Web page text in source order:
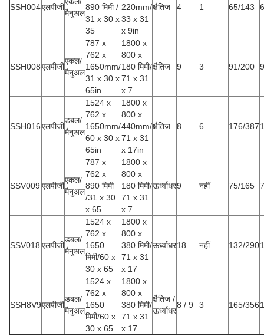
SSH004एलपीजी
मैनुअल
890 मिमी /
31 x 30 x
35
220mm/
33 x 31
x 9in
क्षैतिज 4 1 65/143
SSH008एलपीजी
एकल/
मैनुअल
787 x
762 x
1650mm/
31 x 30 x
65in
1800 x
800 x
180 मिमी/
71 x 31
x 7
क्षैतिज 9 3 91/200
SSH016एलपीजी
डबल/
मैनुअल
1524 x
762 x
1650mm/
60 x 30 x
65in
1800 x
800 x
440mm/
71 x 31
x 17in
क्षैतिज 8 6 176/387
SSV009 एलपीजी
एकल/
मैनुअल
787 x
762 x
890 मिमी
/31 x 30
x 65
1800 x
800 x
180 मिमी/
71 x 31
x 7
ऊर्ध्वाधर9 नहीं 75/165
SSV018 एलपीजी
डबल/
मैनुअल
1524 x
762 x
1650
मिमी/60 x
30 x 65
1800 x
800 x
380 मिमी/
71 x 31
x 17
ऊर्ध्वाधर18 नहीं 132/290
SSH8V9एलपीजी
डबल/
मैनुअल
1524 x
762 x
1650
मिमी/60 x
30 x 65
1800 x
800 x
380 मिमी/
71 x 31
x 17
क्षैतिज /
ऊर्ध्वाधर
8 / 9 3 165/356